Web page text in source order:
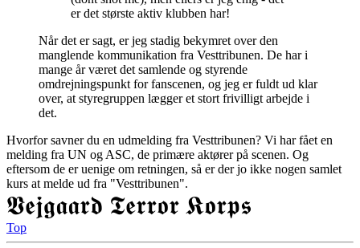
er det største aktiv klubben har!
Når det er sagt, er jeg stadig bekymret over den
manglende kommunikation fra Vesttribunen. De har i
mange år været det samlende og styrende
omdrejningspunkt for fanscenen, og jeg er fuldt ud klar
over, at styregruppen lægger et stort frivilligt arbejde i
det.
Hvorfor savner du en udmelding fra Vesttribunen? Vi har fået en
melding fra UN og ASC, de primære aktører på scenen. Og
eftersom de er uenige om retningen, så er der jo ikke nogen samlet
kurs at melde ud fra "Vesttribunen".
𝖁𝖊𝖏𝖌𝖆𝖆𝖗𝖉 𝕿𝖊𝖗𝖗𝖔𝖗 𝕶𝖔𝖗𝖕𝖘
Top